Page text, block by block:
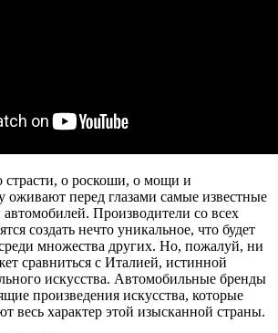
о роскоши, о мощи и
оживают перед глазами самые известные
Производители со всех
создать нечто уникальное, что будет
множества других. Но, пожалуй, ни
сравниться с Италией, истинной
искусства. Автомобильные бренды
произведения искусства, которые
весь характер этой изысканной страны.